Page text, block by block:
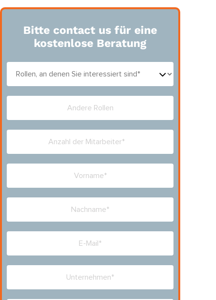
Bitte contact us für eine
kostenlose Beratung